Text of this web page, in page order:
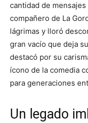
cantidad de
compañero de La
lágrimas y lloró
gran vacío que deja
destacó por su
ícono de la comedia
para generaciones
Un legado